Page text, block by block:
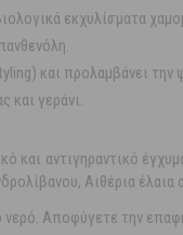
εκχυλίσματα
και προλαμβάνει την
και γεράνι.
και αντιγηραντικό
Αιθέρια
Αποφύγετε την